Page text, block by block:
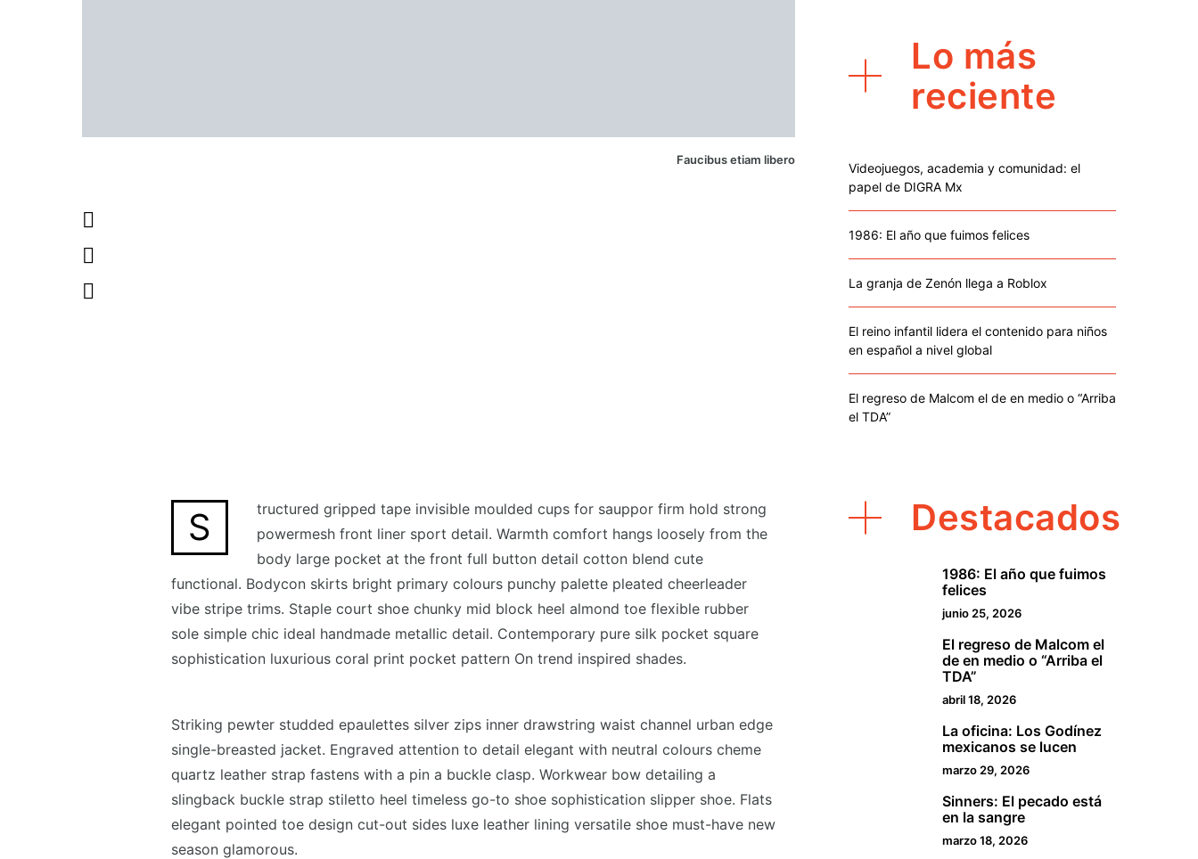
Faucibus etiam libero
S
tructured gripped tape invisible moulded cups for sauppor firm hold strong
powermesh front liner sport detail. Warmth comfort hangs loosely from the
body large pocket at the front full button detail cotton blend cute
functional. Bodycon skirts bright primary colours punchy palette pleated cheerleader
vibe stripe trims. Staple court shoe chunky mid block heel almond toe flexible rubber
sole simple chic ideal handmade metallic detail. Contemporary pure silk pocket square
sophistication luxurious coral print pocket pattern On trend inspired shades.
Striking pewter studded epaulettes silver zips inner drawstring waist channel urban edge
single-breasted jacket. Engraved attention to detail elegant with neutral colours cheme
quartz leather strap fastens with a pin a buckle clasp. Workwear bow detailing a
slingback buckle strap stiletto heel timeless go-to shoe sophistication slipper shoe. Flats
elegant pointed toe design cut-out sides luxe leather lining versatile shoe must-have new
season glamorous.
Lo más
reciente
Videojuegos, academia y comunidad: el
papel de DIGRA Mx
1986: El año que fuimos felices
La granja de Zenón llega a Roblox
El reino infantil lidera el contenido para niños
en español a nivel global
El regreso de Malcom el de en medio o “Arriba
el TDA”
Destacados
1986: El año que fuimos
felices
junio 25, 2026
El regreso de Malcom el
de en medio o “Arriba el
TDA”
abril 18, 2026
La oficina: Los Godínez
mexicanos se lucen
marzo 29, 2026
Sinners: El pecado está
en la sangre
marzo 18, 2026